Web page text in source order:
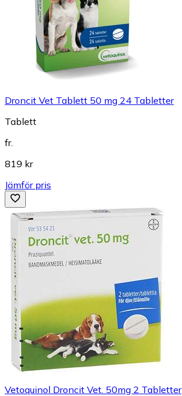
Droncit Vet Tablett 50 mg 24 Tabletter
Tablett
fr.
819 kr
Jämför pris
Vetoquinol Droncit Vet. 50mg 2 Tabletter